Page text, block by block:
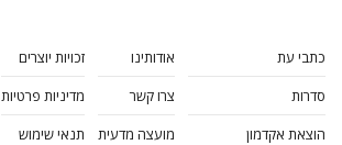
כתבי עת
סדרות
הוצאת אקדמון
אודותינו
צרו קשר
מועצה מדעית
זכויות יוצרים
מדיניות פרטיות
תנאי שימוש